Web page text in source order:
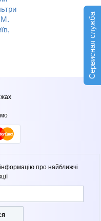
Сервисная служба
М.
про найближчі